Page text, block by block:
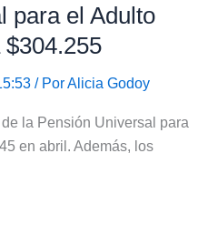
para el Adulto
/ PorAlicia Godoy
la Pensión Universal para
en abril. Además, los